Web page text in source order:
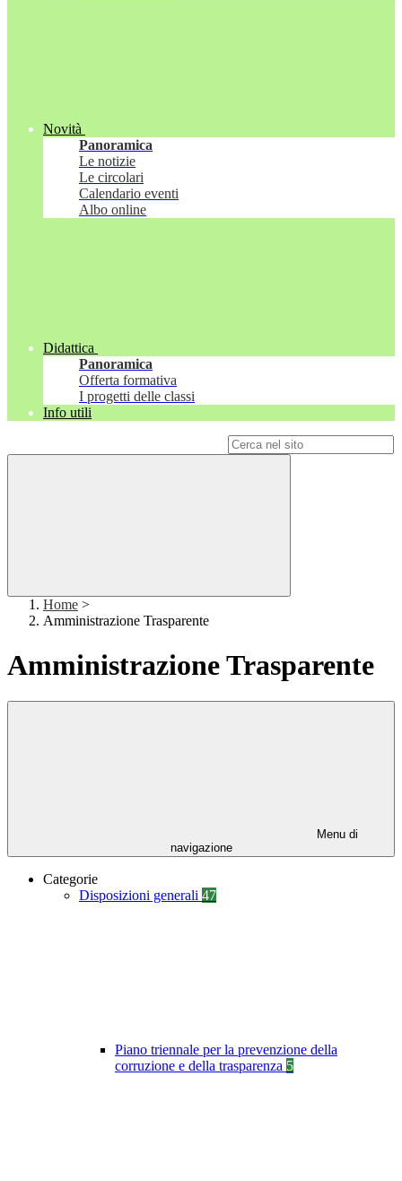
Novità
Panoramica
Le notizie
Le circolari
Calendario eventi
Albo online
Didattica
Panoramica
Offerta formativa
I progetti delle classi
Info utili
Home >
Amministrazione Trasparente
Amministrazione Trasparente
Menu di
navigazione
Categorie
Disposizioni generali 47
Piano triennale per la prevenzione della
corruzione e della trasparenza 5